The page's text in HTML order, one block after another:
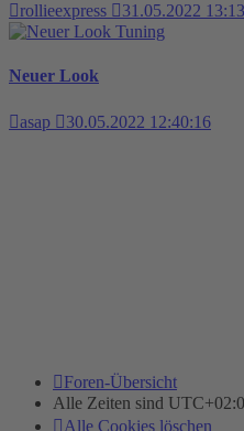
rollieexpress
31.05.2022
Tuning
Neuer Look
asap 30.05.2022 12:40:16
Foren-Übersicht
Alle Zeiten sind
Alle Cookies löschen